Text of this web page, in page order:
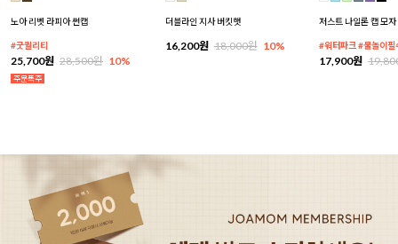
노아 리벳 라피아 썬캡
#굿퀄리티
25,700원 28,500원 10%
더블라인 지사 버킷햇
16,200원 18,000원 10%
저스트 나일론 캡 모자
#워터파크 #물놀이필
17,900원